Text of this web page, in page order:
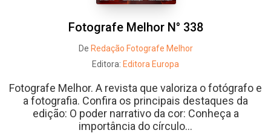
Fotografe Melhor N° 338
De Redação Fotografe Melhor
Editora: Editora Europa
Fotografe Melhor. A revista que valoriza o fotógrafo e
a fotografia. Confira os principais destaques da
edição: O poder narrativo da cor: Conheça a
importância do círculo...